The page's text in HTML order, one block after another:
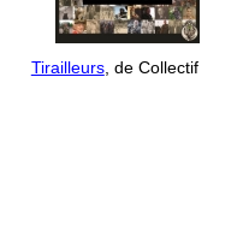
Tirailleurs, de Collectif